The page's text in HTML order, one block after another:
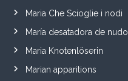
Maria Che Scioglie i nodi
María desatadora de
Maria Knotenlöserin
Marian apparitions